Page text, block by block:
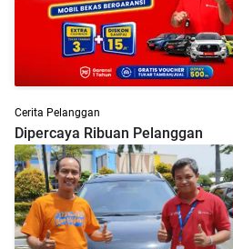
Cerita Pelanggan
Dipercaya Ribuan Pelanggan